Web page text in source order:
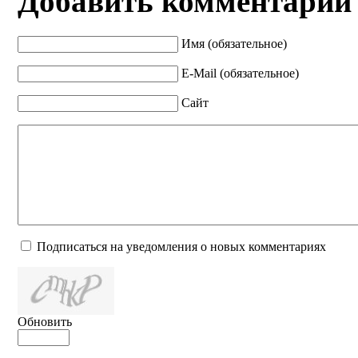
Имя (обязательное)
E-Mail (обязательное)
Сайт
Подписаться на уведомления о новых комментариях
Обновить